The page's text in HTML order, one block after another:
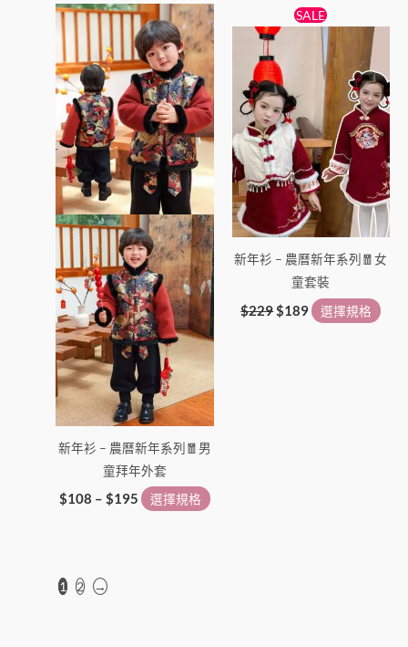
擇
選
項
新年衫 – 農曆新年系列🧧男
童拜年外套
$108 – $195
價
格
範
圍：
$108
到
$195
選擇規格
此
產
品
有
多
種
式。
在
產
品
頁
面
選
項
SALE
新年衫 – 農曆新年系列🧧女
童套裝
$229
始
格：
$229。
$189
目
前
價
格：
$189。
選擇規格
有
多
種
式。
可
產
品
面
1 2 →